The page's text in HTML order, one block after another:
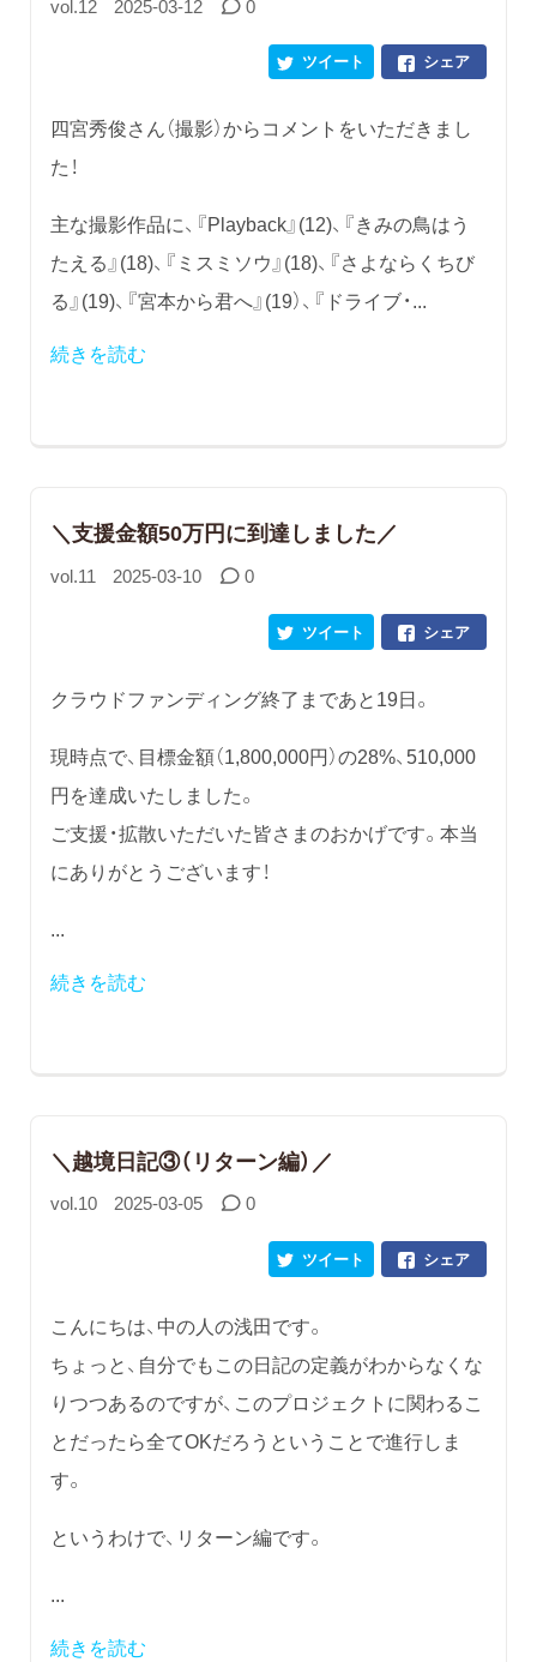
vol.12 2025-03-12 0
シェア
ツイート
四宮秀俊さん（撮影）からコメントをいただきまし
た！
主な撮影作品に、『Playback』(12)、『きみの鳥はう
たえる』(18)、『ミスミソウ』(18)、『さよならくちび
る』(19)、『宮本から君へ』(19）、『ドライブ・...
続きを読む
＼支援金額50万円に到達しました／
vol.11 2025-03-10 0
シェア
ツイート
クラウドファンディング終了まであと19日。
現時点で、目標金額（1,800,000円）の28%、510,000
円を達成いたしました。
ご支援・拡散いただいた皆さまのおかげです。本当
にありがとうございます！
...
続きを読む
＼越境日記③（リターン編）／
vol.10 2025-03-05 0
シェア
ツイート
こんにちは、中の人の浅田です。
ちょっと、自分でもこの日記の定義がわからなくな
りつつあるのですが、このプロジェクトに関わるこ
とだったら全てOKだろうということで進行しま
す。
というわけで、リターン編です。
...
続きを読む